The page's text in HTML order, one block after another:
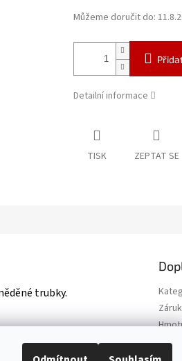
Můžeme doručit do:
Detailní informace
TISK ZEPTAT SE
trubky.
EAN